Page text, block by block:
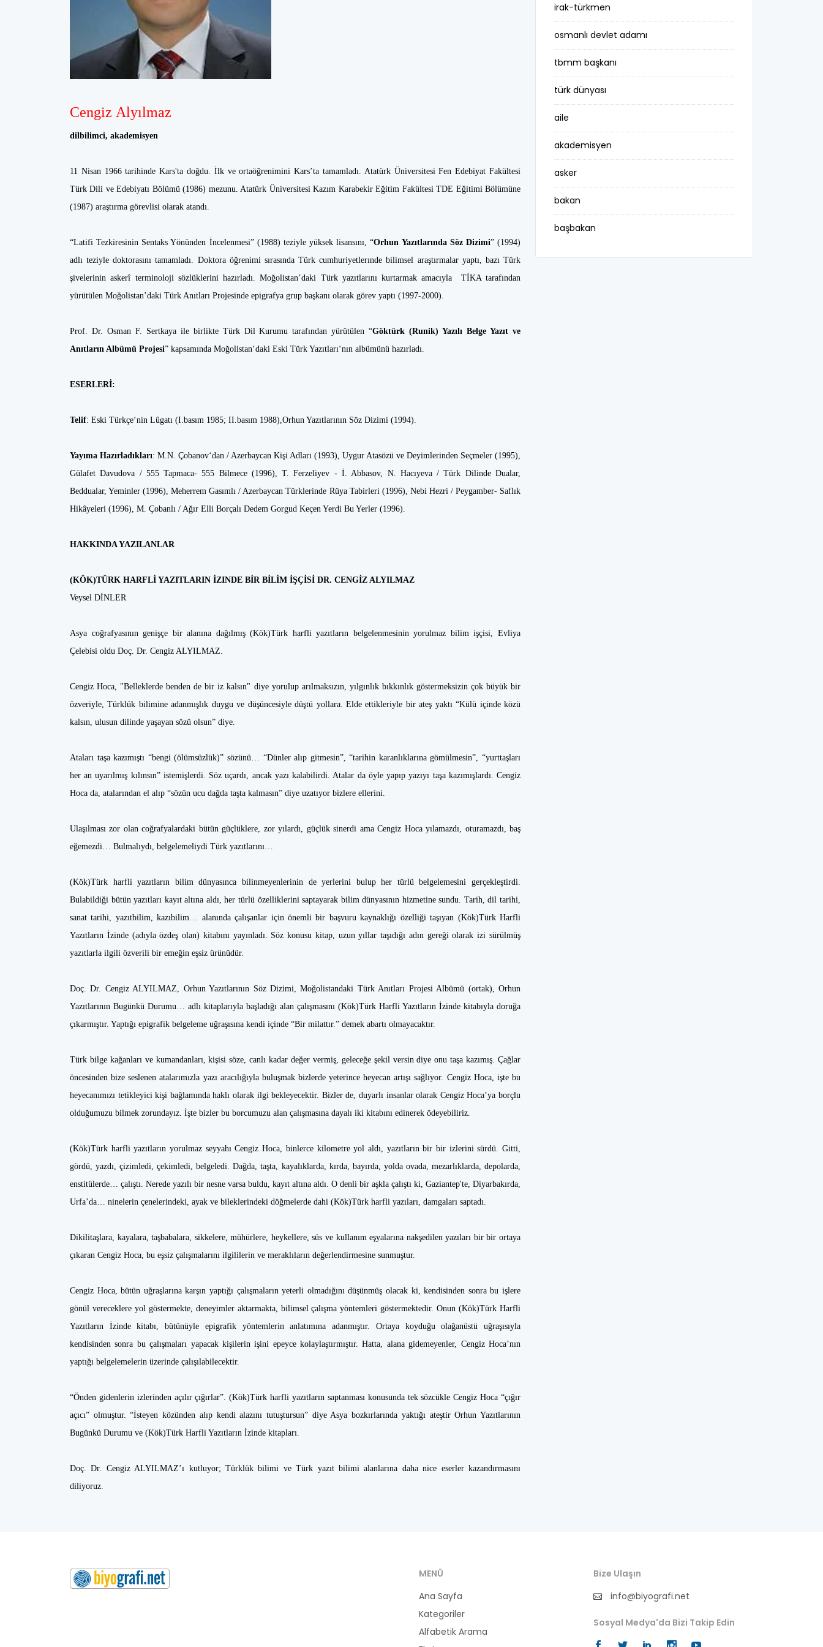
Cengiz Alyılmaz
dilbilimci, akademisyen
11 Nisan 1966 tarihinde Kars'ta doğdu. İlk ve ortaöğrenimini Kars’ta tamamladı. Atatürk Üniver­sitesi Fen Edebiyat Fakültesi
Türk Dili ve Edebi­yatı Bölümü (1986) mezunu. Atatürk Üniversitesi Kazım Karabekir Eğitim Fakültesi TDE Eğitimi Bölümü­ne
(1987) araştırma görevlisi olarak atandı.
“Latifi Tezkiresinin Sentaks Yönün­den İncelenmesi” (1988) teziyle yüksek lisansını, “Orhun Yazıtlarında Söz Dizimi” (1994)
adlı teziyle doktorasını tamamladı. Doktora öğre­nimi sırasında Türk cumhuriyetlerınde bilimsel araştırmalar yaptı, bazı Türk
şivelerinin askerî terminoloji sözlüklerini hazırladı. Moğolistan’daki Türk yazıtlarını kurtarmak amacıyla TİKA tarafından
yürütülen Mo­ğolistan’daki Türk Anıtları Projesinde epigrafya grup başkanı olarak görev yaptı (1997-2000).
Prof. Dr. Osman F. Sertkaya ile birlikte Türk Dil Kurumu tarafından yürütülen “Göktürk (Runik) Yazılı Belge Yazıt ve
Anıtların Albümü Projesi” kapsamında Moğolistan‘daki Eski Türk Yazıtları‘nın albümünü hazırladı.
ESERLERİ:
Telif: Eski Türkçe‘nin Lû­gatı (I.basım 1985; II.basım 1988),Orhun Yazıtlarının Söz Dizimi (1994).
Yayıma Hazırladıkları: M.N. Çobanov‘dan / Azerbaycan Kişi Adları (1993), Uygur Atasözü ve Deyimlerinden Seçmeler (1995),
Gülafet Davudova / 555 Tap­maca- 555 Bilmece (1996), T. Ferzeliyev - İ. Abbasov, N. Hacıyeva / Türk Dilinde Dualar,
Beddualar, Yeminler (1996), Meherrem Gasımlı / Azerbaycan Türklerinde Rüya Tabirleri (1996), Nebi Hezri / Peygamber- Saflık
Hikâyeleri (1996), M. Çobanlı / Ağır Elli Borçalı Dedem Gorgud Keçen Yerdi Bu Yerler (1996).
HAKKINDA YAZILANLAR
(KÖK)TÜRK HARFLİ YAZITLARIN İZINDE BİR BİLİM İŞÇİSİ DR. CENGİZ ALYILMAZ
Veysel DİNLER
Asya coğrafyasının genişçe bir alanına dağılmış (Kök)Türk harfli yazıtların belgelenmesinin yorulmaz bilim işçisi, Evliya
Çelebisi oldu Doç. Dr. Cengiz ALYILMAZ.
Cengiz Hoca, "Belleklerde benden de bir iz kalsın" diye yorulup arılmaksızın, yılgınlık bıkkınlık göstermeksizin çok büyük bir
özveriyle, Türklük bilimine adanmışlık duygu ve düşüncesiyle düştü yollara. Elde ettikleriyle bir ateş yaktı “Külü içinde közü
kalsın, ulusun dilinde yaşayan sözü olsun” diye.
Ataları taşa kazımıştı “bengi (ölümsüzlük)” sözünü… “Dünler alıp gitmesin”, “tarihin karanlıklarına gömülmesin”, “yurttaşları
her an uyarılmış kılınsın” istemişlerdi. Söz uçardı, ancak yazı kalabilirdi. Atalar da öyle yapıp yazıyı taşa kazımışlardı. Cengiz
Hoca da, atalarından el alıp “sözün ucu dağda taşta kalmasın” diye uzatıyor bizlere ellerini.
Ulaşılması zor olan coğrafyalardaki bütün güçlüklere, zor yılardı, güçlük sinerdi ama Cengiz Hoca yılamazdı, oturamazdı, baş
eğemezdi… Bulmalıydı, belgelemeliydi Türk yazıtlarını…
(Kök)Türk harfli yazıtların bilim dünyasınca bilinmeyenlerinin de yerlerini bulup her türlü belgelemesini gerçekleştirdi.
Bulabildiği bütün yazıtları kayıt altına aldı, her türlü özelliklerini saptayarak bilim dünyasının hizmetine sundu. Tarih, dil tarihi,
sanat tarihi, yazıtbilim, kazıbilim… alanında çalışanlar için önemli bir başvuru kaynaklığı özelliği taşıyan (Kök)Türk Harfli
Yazıtların İzinde (adıyla özdeş olan) kitabını yayınladı. Söz konusu kitap, uzun yıllar taşıdığı adın gereği olarak izi sürülmüş
yazıtlarla ilgili özverili bir emeğin eşsiz ürünüdür.
Doç. Dr. Cengiz ALYILMAZ, Orhun Yazıtlarının Söz Dizimi, Moğolistandaki Türk Anıtları Projesi Albümü (ortak), Orhun
Yazıtlarının Bugünkü Durumu… adlı kitaplarıyla başladığı alan çalışmasını (Kök)Türk Harfli Yazıtların İzinde kitabıyla doruğa
çıkarmıştır. Yaptığı epigrafik belgeleme uğraşısına kendi içinde “Bir milattır.” demek abartı olmayacaktır.
Türk bilge kağanları ve kumandanları, kişisi söze, canlı kadar değer vermiş, geleceğe şekil versin diye onu taşa kazımış. Çağlar
öncesinden bize seslenen atalarımızla yazı aracılığıyla buluşmak bizlerde yeterince heyecan artışı sağlıyor. Cengiz Hoca, işte bu
heyecanımızı tetikleyici kişi bağlamında haklı olarak ilgi bekleyecektir. Bizler de, duyarlı insanlar olarak Cengiz Hoca’ya borçlu
olduğumuzu bilmek zorundayız. İşte bizler bu borcumuzu alan çalışmasına dayalı iki kitabını edinerek ödeyebiliriz.
(Kök)Türk harfli yazıtların yorulmaz seyyahı Cengiz Hoca, binlerce kilometre yol aldı, yazıtların bir bir izlerini sürdü. Gitti,
gördü, yazdı, çizimledi, çekimledi, belgeledi. Dağda, taşta, kayalıklarda, kırda, bayırda, yolda ovada, mezarlıklarda, depolarda,
enstitülerde… çalıştı. Nerede yazılı bir nesne varsa buldu, kayıt altına aldı. O denli bir aşkla çalıştı ki, Gaziantep'te, Diyarbakırda,
Urfa’da… ninelerin çenelerindeki, ayak ve bileklerindeki döğmelerde dahi (Kök)Türk harfli yazıları, damgaları saptadı.
Dikilitaşlara, kayalara, taşbabalara, sikkelere, mühürlere, heykellere, süs ve kullanım eşyalarına nakşedilen yazıları bir bir ortaya
çıkaran Cengiz Hoca, bu eşsiz çalışmalarını ilgililerin ve meraklıların değerlendirmesine sunmuştur.
Cengiz Hoca, bütün uğraşlarına karşın yaptığı çalışmaların yeterli olmadığını düşünmüş olacak ki, kendisinden sonra bu işlere
gönül vereceklere yol göstermekte, deneyimler aktarmakta, bilimsel çalışma yöntemleri göstermektedir. Onun (Kök)Türk Harfli
Yazıtların İzinde kitabı, bütünüyle epigrafik yöntemlerin anlatımına adanmıştır. Ortaya koyduğu olağanüstü uğraşısıyla
kendisinden sonra bu çalışmaları yapacak kişilerin işini epeyce kolaylaştırmıştır. Hatta, alana gidemeyenler, Cengiz Hoca’nın
yaptığı belgelemelerin üzerinde çalışılabilecektir.
“Önden gidenlerin izlerinden açılır çığırlar”. (Kök)Türk harfli yazıtların saptanması konusunda tek sözcükle Cengiz Hoca “çığır
açıcı” olmuştur. “İsteyen közünden alıp kendi alazını tutuştursun” diye Asya bozkırlarında yaktığı ateştir Orhun Yazıtlarının
Bugünkü Durumu ve (Kök)Türk Harfli Yazıtların İzinde kitapları.
Doç. Dr. Cengiz ALYILMAZ’ı kutluyor; Türklük bilimi ve Türk yazıt bilimi alanlarına daha nice eserler kazandırmasını
diliyoruz.
irak-türkmen
osmanlı devlet adamı
tbmm başkanı
türk dünyası
aile
akademisyen
asker
bakan
başbakan
belediye başkanı
MENÜ
Ana Sayfa
Kategoriler
Alfabetik Arama
Bize Ulaşın
info@biyografi.net
Sosyal Medya'da Bizi Takip Edin